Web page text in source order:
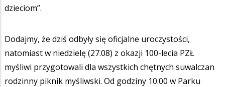
dzieciom”.
Dodajmy, że dziś odbyły się oficjalne uroczystości,
natomiast w niedzielę (27.08) z okazji 100-lecia PZŁ
myśliwi przygotowali dla wszystkich chętnych suwalczan
rodzinny piknik myśliwski. Od godziny 10.00 w Parku